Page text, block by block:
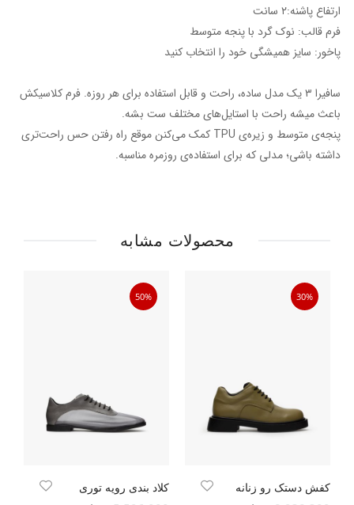
ارتفاع پاشنه:۲ سانت
فرم قالب: نوک گرد با پنجه متوسط
پاخور: سایز همیشگی خود را انتخاب کنید
سافیرا ۳ یک مدل ساده، راحت و قابل استفاده برای هر روزه. فرم کلاسیکش
باعث میشه راحت با استایل‌های مختلف ست بشه.
پنجه‌ی متوسط و زیره‌ی TPU کمک می‌کنن موقع راه رفتن حس راحت‌تری
داشته باشی؛ مدلی که برای استفاده‌ی روزمره مناسبه.
محصولات مشابه
30%
کفش دستک رو زنانه
50%
کلاد بندی رویه توری